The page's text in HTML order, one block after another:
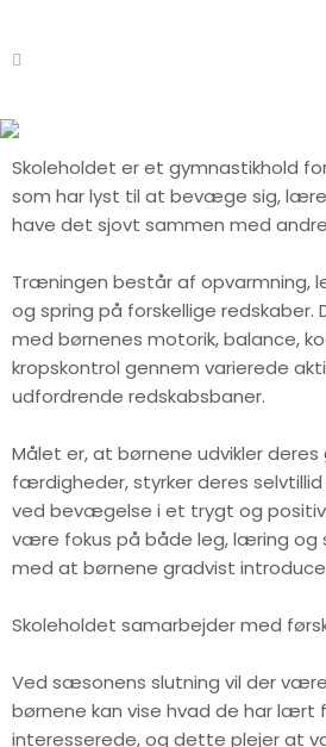
Skoleholdet er et gymnastikhold
som har lyst til at bevæge sig,
have det sjovt sammen med
Træningen består af opvarmning,
og spring på forskellige redskaber.
med børnenes motorik, balance,
kropskontrol gennem varierede
udfordrende redskabsbaner.
Målet er, at børnene udvikler
færdigheder, styrker deres
ved bevægelse i et trygt og
være fokus på både leg, læring og
med at børnene gradvist
Skoleholdet samarbejder med
Ved sæsonens slutning vil der
børnene kan vise hvad de har lært
interesserede, og dette plejer at